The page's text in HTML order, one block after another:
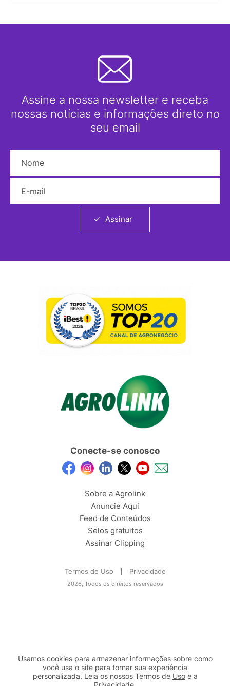
Assine a nossa newsletter e receba
nossas notícias e informações direto no
seu email
Assinar
Conecte-se conosco
Sobre a Agrolink
Anuncie Aqui
Feed de Conteúdos
Selos gratuitos
Assinar Clipping
Termos de Uso Privacidade
2026, Todos os direitos reservados
Usamos cookies para armazenar informações sobre como
você usa o site para tornar sua experiência
personalizada. Leia os nossos Termos de Usoe a